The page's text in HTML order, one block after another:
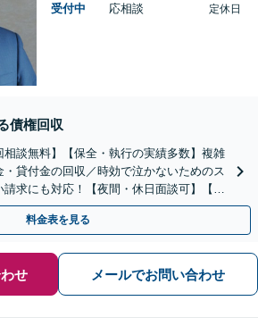
受付中
応相談
定休日
債権回収
相談無料】【保全・執行の実績多数】複雑
貸付金の回収／時効で泣かないためのス
求にも対応！【夜間・休日面談可】【完
料金表を見る
せ メールでお問い合わせ